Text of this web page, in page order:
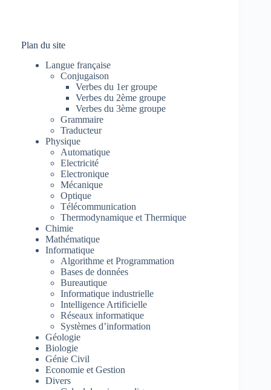
Plan du site
Langue française
Conjugaison
Verbes du 1er groupe
Verbes du 2ème groupe
Verbes du 3ème groupe
Grammaire
Traducteur
Physique
Automatique
Electricité
Electronique
Mécanique
Optique
Télécommunication
Thermodynamique et Thermique
Chimie
Mathématique
Informatique
Algorithme et Programmation
Bases de données
Bureautique
Informatique industrielle
Intelligence Artificielle
Réseaux informatique
Systèmes d’information
Géologie
Biologie
Génie Civil
Economie et Gestion
Divers